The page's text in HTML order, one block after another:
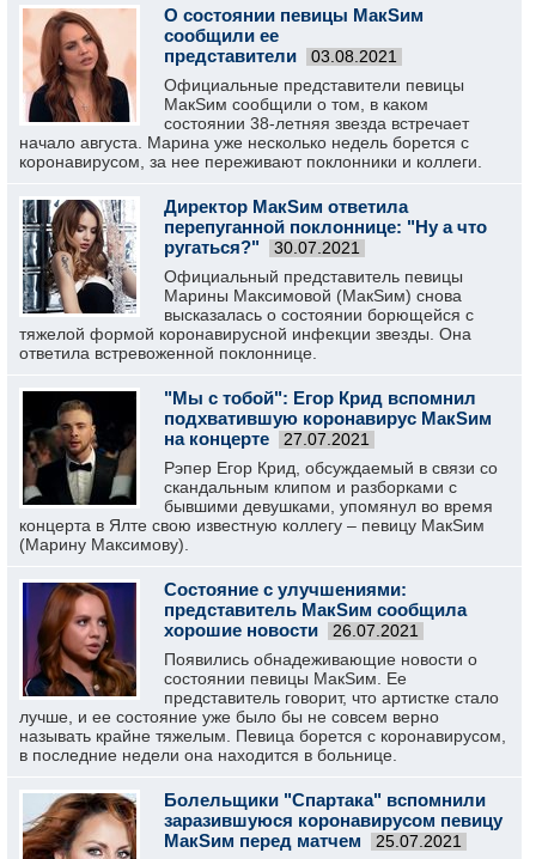
О состоянии певицы МакSим
сообщили ее
представители
03.08.2021
Официальные представители певицы
МакSим сообщили о том, в каком
состоянии 38-летняя звезда встречает
начало августа. Марина уже несколько недель борется с
коронавирусом, за нее переживают поклонники и коллеги.
Директор МакSим ответила
перепуганной поклоннице: "Ну а что
ругаться?"
30.07.2021
Официальный представитель певицы
Марины Максимовой (МакSим) снова
высказалась о состоянии борющейся с
тяжелой формой коронавирусной инфекции звезды. Она
ответила встревоженной поклоннице.
"Мы с тобой": Егор Крид вспомнил
подхватившую коронавирус МакSим
на концерте
27.07.2021
Рэпер Егор Крид, обсуждаемый в связи со
скандальным клипом и разборками с
бывшими девушками, упомянул во время
концерта в Ялте свою известную коллегу – певицу МакSим
(Марину Максимову).
Состояние с улучшениями:
представитель МакSим сообщила
хорошие новости
26.07.2021
Появились обнадеживающие новости о
состоянии певицы МакSим. Ее
представитель говорит, что артистке стало
лучше, и ее состояние уже было бы не совсем верно
называть крайне тяжелым. Певица борется с коронавирусом,
в последние недели она находится в больнице.
Болельщики "Спартака" вспомнили
заразившуюся коронавирусом певицу
МакSим перед матчем
25.07.2021